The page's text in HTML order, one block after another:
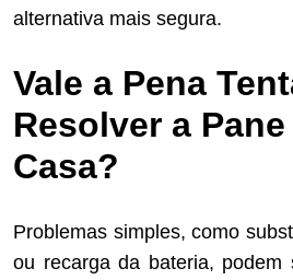
alternativa mais segura.
Vale a Pena
Resolver a Pane
Casa?
Problemas simples, como
ou recarga da bateria, podem